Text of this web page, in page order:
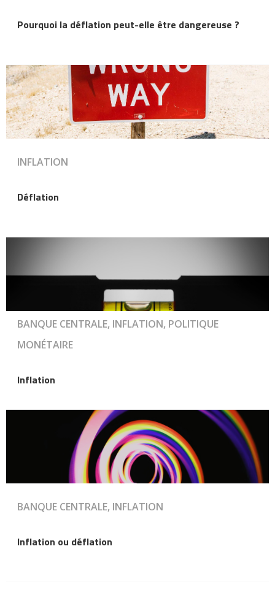
Pourquoi la déflation peut-elle être dangereuse ?
INFLATION
Déflation
BANQUE CENTRALE, INFLATION, POLITIQUE
MONÉTAIRE
Inflation
BANQUE CENTRALE, INFLATION
Inflation ou déflation